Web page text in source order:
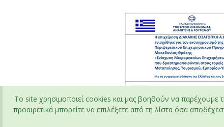
To site χρησιμοποιεί cookies και μας βοηθούν να παρέχουμε
προαιρετικά μπορείτε να επιλέξετε από τη λίστα όσα